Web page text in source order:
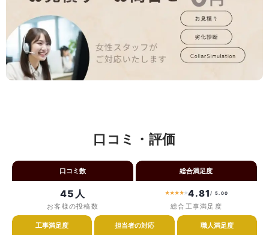
口コミ・評価
口コミ数
45人
お客様の投稿数
総合満足度
★★★★★4.81/ 5.00
総合工事満足度
工事満足度 担当者の対応 職人満足度